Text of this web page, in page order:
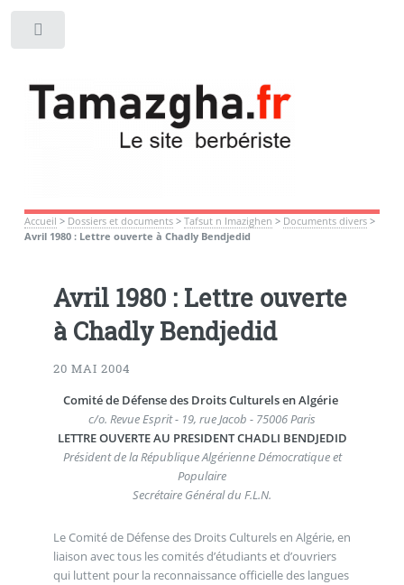
Accueil > Dossiers et documents> Tafsut n Imazighen > Documents divers>
Avril 1980 : Lettre ouverte à Chadly Bendjedid
Avril 1980 : Lettre ouverte
à Chadly Bendjedid
20 MAI 2004
Comité de Défense des Droits Culturels en Algérie
c/o. Revue Esprit - 19, rue Jacob - 75006 Paris
LETTRE OUVERTE AU PRESIDENT CHADLI BENDJEDID
Président de la République Algérienne Démocratique et
Populaire
Secrétaire Général du F.L.N.
Le Comité de Défense des Droits Culturels en Algérie, en
liaison avec tous les comités d’étudiants et d’ouvriers
qui luttent pour la reconnaissance officielle des langues